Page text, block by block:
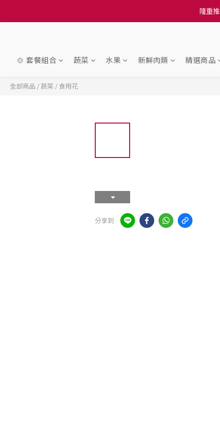
訂單結帳注意事
訂單結帳注意事項
🍲 套餐組合 蔬菜 水果 新鮮肉類 精選商品
全部商品 / 蔬菜 / 食用花
分享到